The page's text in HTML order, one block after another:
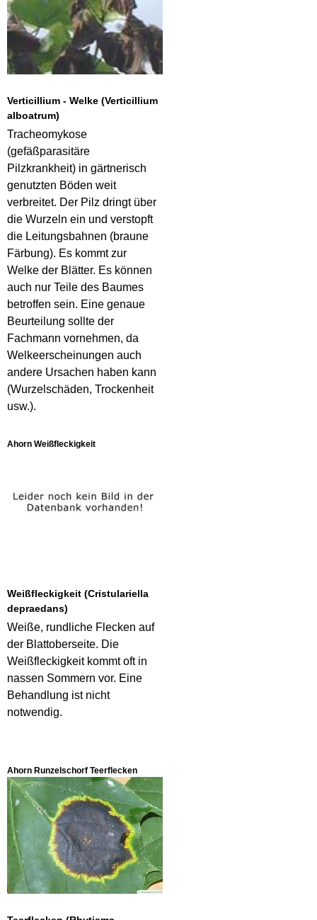
Verticillium - Welke (Verticillium
alboatrum)
Tracheomykose
(gefäßparasitäre
Pilzkrankheit) in gärtnerisch
genutzten Böden weit
verbreitet. Der Pilz dringt über
die Wurzeln ein und verstopft
die Leitungsbahnen (braune
Färbung). Es kommt zur
Welke der Blätter. Es können
auch nur Teile des Baumes
betroffen sein. Eine genaue
Beurteilung sollte der
Fachmann vornehmen, da
Welkeerscheinungen auch
andere Ursachen haben kann
(Wurzelschäden, Trockenheit
usw.).
Ahorn Weißfleckigkeit
Weißfleckigkeit (Cristulariella
depraedans)
Weiße, rundliche Flecken auf
der Blattoberseite. Die
Weißfleckigkeit kommt oft in
nassen Sommern vor. Eine
Behandlung ist nicht
notwendig.
Ahorn Runzelschorf Teerflecken